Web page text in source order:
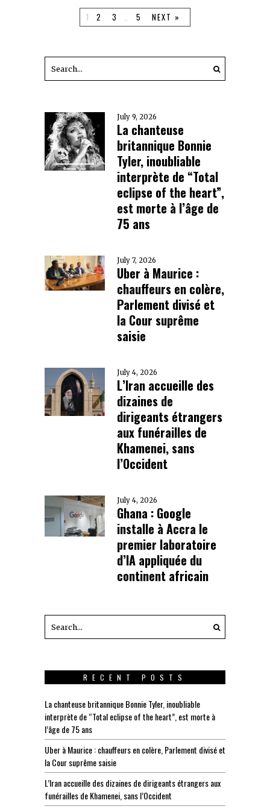
1 2 3 … 5 NEXT »
July 9, 2026
La chanteuse
britannique Bonnie
Tyler, inoubliable
interprète de “Total
eclipse of the heart”,
est morte à l’âge de
75 ans
July 7, 2026
Uber à Maurice :
chauffeurs en colère,
Parlement divisé et
la Cour suprême
saisie
July 4, 2026
L’Iran accueille des
dizaines de
dirigeants étrangers
aux funérailles de
Khamenei, sans
l’Occident
July 4, 2026
Ghana : Google
installe à Accra le
premier laboratoire
d’IA appliquée du
continent africain
RECENT POSTS
La chanteuse britannique Bonnie Tyler, inoubliable
interprète de “Total eclipse of the heart”, est morte à
l’âge de 75 ans
Uber à Maurice : chauffeurs en colère, Parlement divisé et
la Cour suprême saisie
L’Iran accueille des dizaines de dirigeants étrangers aux
funérailles de Khamenei, sans l’Occident